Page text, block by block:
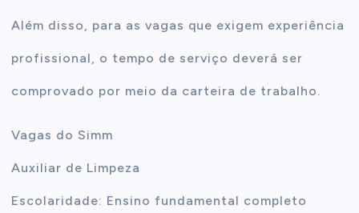
Além disso, para as vagas que exigem experiência
profissional, o tempo de serviço deverá ser
comprovado por meio da carteira de trabalho.
Vagas do Simm
Auxiliar de Limpeza
Escolaridade: Ensino fundamental completo